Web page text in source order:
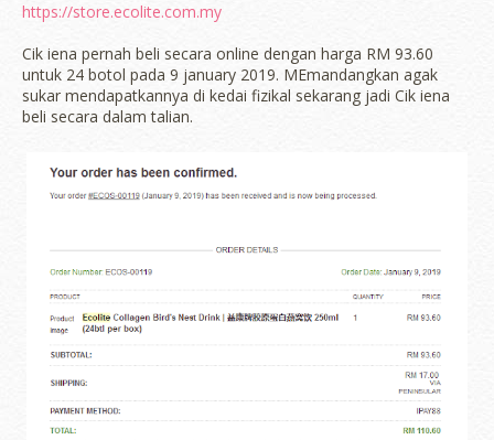
https://store.ecolite.com.my
Cik iena pernah beli secara online dengan harga RM 93.60
untuk 24 botol pada 9 january 2019. MEmandangkan agak
sukar mendapatkannya di kedai fizikal sekarang jadi Cik iena
beli secara dalam talian.